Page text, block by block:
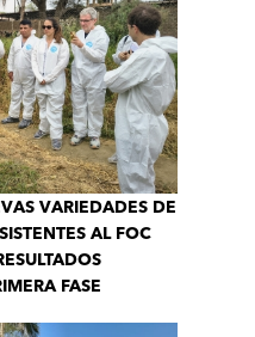
VARIEDADES DE
AL FOC
FASE